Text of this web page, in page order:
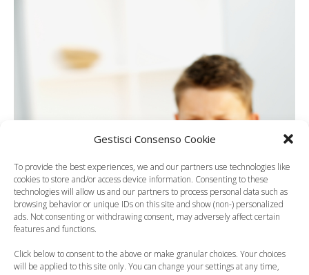
Gestisci Consenso Cookie
To provide the best experiences, we and our partners use technologies like
cookies to store and/or access device information. Consenting to these
technologies will allow us and our partners to process personal data such as
browsing behavior or unique IDs on this site and show (non-) personalized
ads. Not consenting or withdrawing consent, may adversely affect certain
features and functions.
Click below to consent to the above or make granular choices. Your choices
will be applied to this site only. You can change your settings at any time,